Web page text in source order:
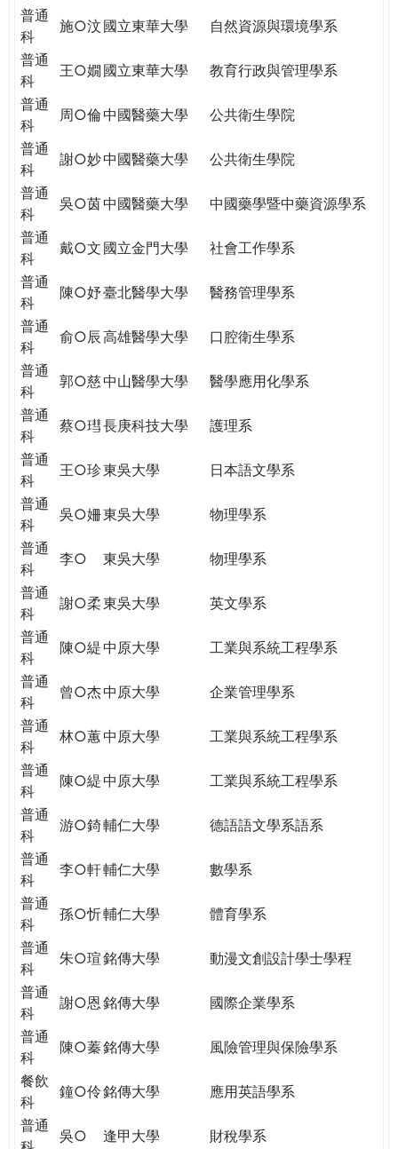
普通
科
施○汶 國立東華大學
自然資源與環境學系
普通
科
王○嫺國立東華大學
教育行政與管理學系
普通
科
周○倫中國醫藥大學
公共衛生學院
普通
科
謝○妙中國醫藥大學
公共衛生學院
普通
科
吳○茵中國醫藥大學
中國藥學暨中藥資源學系
普通
科
戴○文 國立金門大學
社會工作學系
普通
科
陳○妤臺北醫學大學
醫務管理學系
普通
科
俞○辰高雄醫學大學
口腔衛生學系
普通
科
郭○慈中山醫學大學
醫學應用化學系
普通
科
蔡○㻰長庚科技大學
護理系
普通
科
王○珍東吳大學
日本語文學系
普通
科
吳○姍東吳大學
物理學系
普通
科
李○ 東吳大學
物理學系
普通
科
謝○柔東吳大學
英文學系
普通
科
陳○緹中原大學
工業與系統工程學系
普通
科
曾○杰中原大學
企業管理學系
普通
科
林○蕙中原大學
工業與系統工程學系
普通
科
陳○緹中原大學
工業與系統工程學系
普通
科
游○錡輔仁大學
德語語文學系語系
普通
科
李○軒輔仁大學
數學系
普通
科
孫○忻輔仁大學
體育學系
普通
科
朱○瑄銘傳大學
動漫文創設計學士學程
普通
科
謝○恩 銘傳大學
國際企業學系
普通
科
陳○蓁銘傳大學
風險管理與保險學系
餐飲
科
鐘○伶銘傳大學
應用英語學系
普通
吳○ 逢甲大學 財稅學系